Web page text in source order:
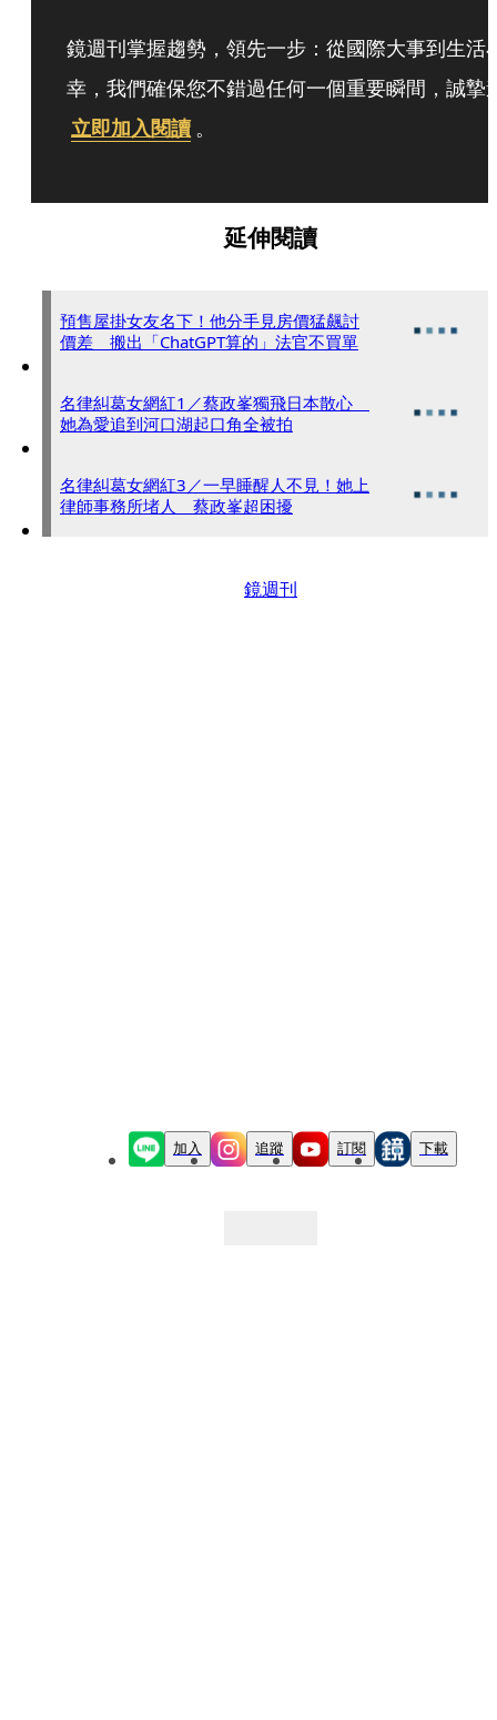
鏡週刊掌握趨勢，領先一步：從國際大事到生活
幸，我們確保您不錯過任何一個重要瞬間，誠摯
立即加入閱讀 。
延伸閱讀
預售屋掛女友名下！他分手見房價猛飆討
價差 搬出「ChatGPT算的」法官不買單
名律糾葛女網紅1／蔡政峯獨飛日本散心
她為愛追到河口湖起口角全被拍
名律糾葛女網紅3／一早睡醒人不見！她上
律師事務所堵人 蔡政峯超困擾
鏡週刊
加入 追蹤 訂閱 下載